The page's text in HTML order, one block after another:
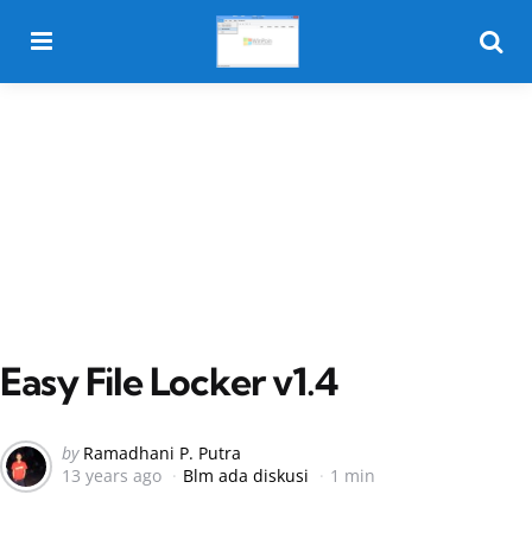
Easy File Locker v1.4
Posted
by
by Ramadhani P. Putra
13 years ago
Blm ada diskusi 1 min